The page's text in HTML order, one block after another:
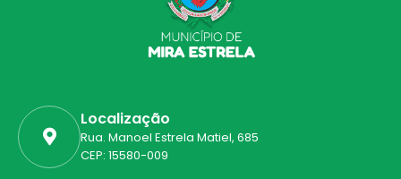
Localização
Rua. Manoel Estrela Matiel, 685
CEP: 15580-009